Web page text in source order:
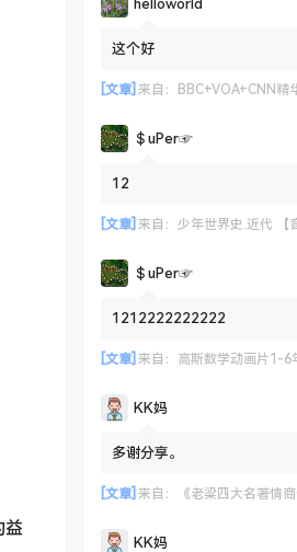
益
helloworld
这个好
[文章] 来自： BBC+VOA+CNN精
＄uΡer☞
12
[文章] 来自： 少年世界史.近代 【
＄uΡer☞
1212222222222
[文章] 来自： 高斯数学动画片1-6
KK妈
多谢分享。
[文章] 来自： 《老梁四大名著情商课
KK妈